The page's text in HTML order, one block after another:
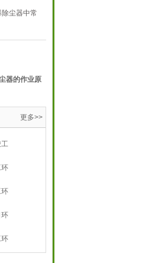
尘器中常
器的作业原
更多>>